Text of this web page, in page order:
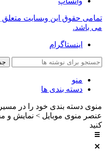
تمامی حقوق این وبسایت
می باشد.
اینستاگرام
منو
دسته بندی ها
منوی دسته بندی خود را در
عنصر منوی موبایل > نمایش و
کنید